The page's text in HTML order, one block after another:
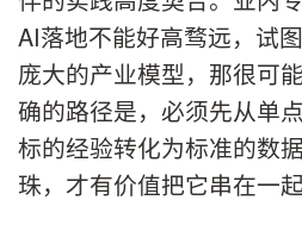
AI落地不能好高骛远，试
庞大的产业模型，那很可
确的路径是，必须先从单
标的经验转化为标准的数
珠，才有价值把它串在一起